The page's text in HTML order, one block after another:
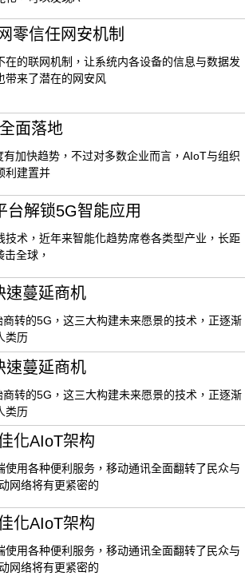
零信任网安机制
的联网机制，让系统内各设备的信息与数据发
带来了潜在的网安风
面落地
加快趋势，不过对多数企业而言，AIoT与组织
利建置并
台解锁5G智能应用
术，近年来智能化趋势席卷各类型产业，长距
全球，
速蔓延商机
转的5G，这三大构建未来愿景的技术，正逐渐
类历
速蔓延商机
转的5G，这三大构建未来愿景的技术，正逐渐
类历
化AIoT架构
用各种便利服务，移动通讯全面翻转了民众与
网络将有更紧密的
化AIoT架构
用各种便利服务，移动通讯全面翻转了民众与
网络将有更紧密的